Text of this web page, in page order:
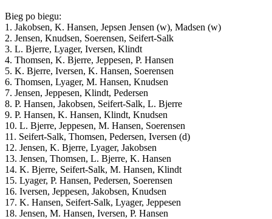
Bieg po biegu:
1. Jakobsen, K. Hansen, Jepsen Jensen (w), Madsen (w)
2. Jensen, Knudsen, Soerensen, Seifert-Salk
3. L. Bjerre, Lyager, Iversen, Klindt
4. Thomsen, K. Bjerre, Jeppesen, P. Hansen
5. K. Bjerre, Iversen, K. Hansen, Soerensen
6. Thomsen, Lyager, M. Hansen, Knudsen
7. Jensen, Jeppesen, Klindt, Pedersen
8. P. Hansen, Jakobsen, Seifert-Salk, L. Bjerre
9. P. Hansen, K. Hansen, Klindt, Knudsen
10. L. Bjerre, Jeppesen, M. Hansen, Soerensen
11. Seifert-Salk, Thomsen, Pedersen, Iversen (d)
12. Jensen, K. Bjerre, Lyager, Jakobsen
13. Jensen, Thomsen, L. Bjerre, K. Hansen
14. K. Bjerre, Seifert-Salk, M. Hansen, Klindt
15. Lyager, P. Hansen, Pedersen, Soerensen
16. Iversen, Jeppesen, Jakobsen, Knudsen
17. K. Hansen, Seifert-Salk, Lyager, Jeppesen
18. Jensen, M. Hansen, Iversen, P. Hansen